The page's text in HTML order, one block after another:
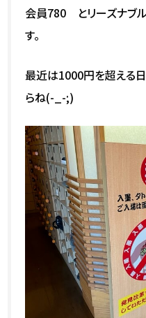
会員780 とリーズナブ
す。
最近は1000円を超える
らね(-_-;)